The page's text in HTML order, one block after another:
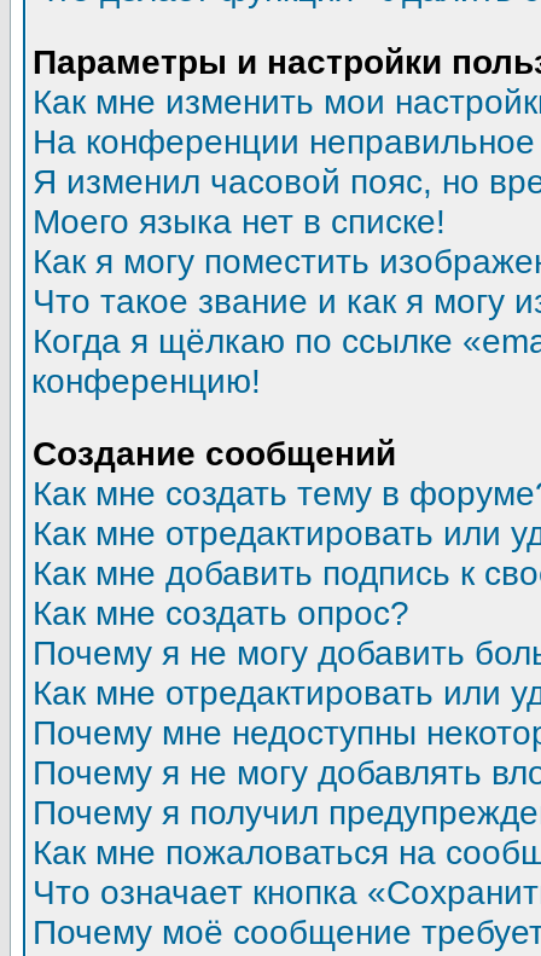
Параметры и настройки
Как мне изменить мои
На конференции
Я изменил часовой пояс, но
Моего языка нет в списке!
Как я могу поместить
Что такое звание и как я могу
Когда я щёлкаю по ссылке
конференцию!
Создание сообщений
Как мне создать тему в
Как мне отредактировать или
Как мне добавить подпись к
Как мне создать опрос?
Почему я не могу добавить
Как мне отредактировать или
Почему мне недоступны
Почему я не могу добавлять
Почему я получил
Как мне пожаловаться на
Что означает кнопка
Почему моё сообщение